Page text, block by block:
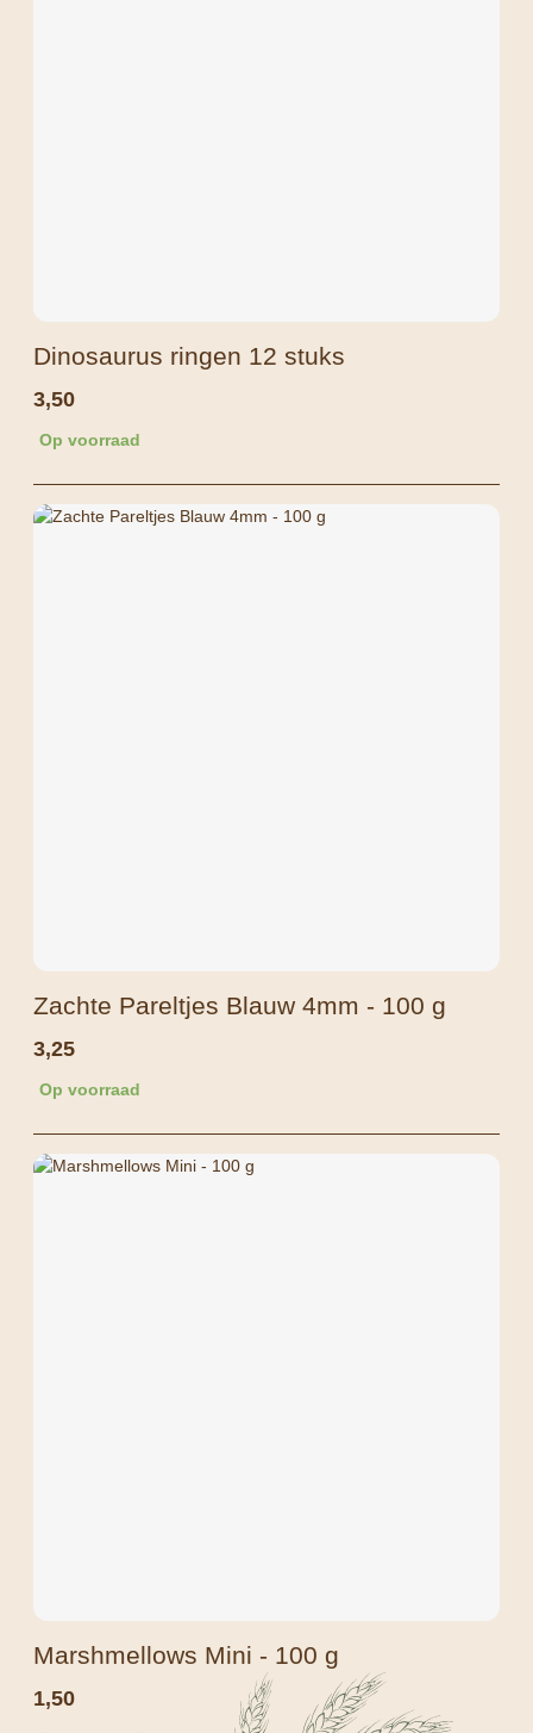
Dinosaurus ringen 12 stuks
3,50
Op voorraad
Zachte Pareltjes Blauw 4mm - 100 g
3,25
Op voorraad
Marshmellows Mini - 100 g
1,50